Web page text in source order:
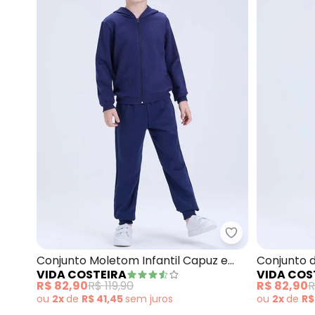
Vida Costeira
Conjunto Moletom Infantil Capuz e
Zíper (Marinho)
VIDA COSTEIRA
R$ 82,90R$ 119,90
ou 2xde R$ 41,45sem juros
Conjunto
Capuz
VIDA
R$ 82,90
ou 2xde